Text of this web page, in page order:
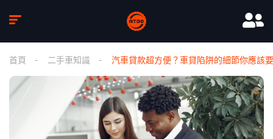
首頁 二手車知識 汽車貸款超方便？車貸陷阱的細節你應該